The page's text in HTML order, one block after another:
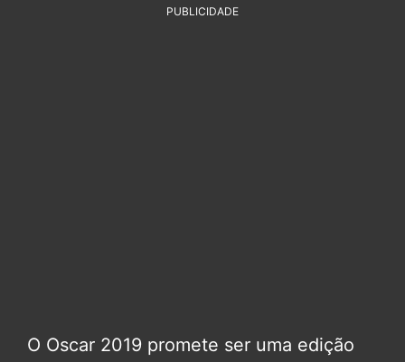
PUBLICIDADE
O Oscar 2019 promete ser uma edição